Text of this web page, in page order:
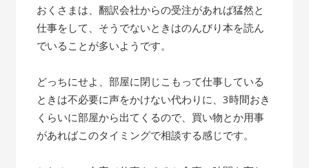
おくさまは、翻訳会社からの受注があれば猛然と
仕事をして、そうでないときはのんびり本を読ん
でいることが多いようです。
どっちにせよ、部屋に閉じこもって仕事している
ときは不必要に声をかけない代わりに、3時間おき
くらいに部屋から出てくるので、買い物とか用事
があればこのタイミングで相談する感じです。